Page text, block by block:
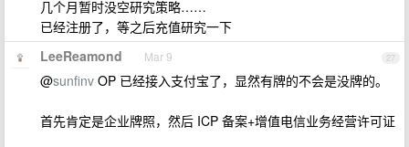
几个月暂时没空研究策略……
已经注册了，等之后充值研究一下
27
LeeReamond Mar 9
@sunfinv OP 已经接入支付宝了，显然有牌的不会是没牌的。
首先肯定是企业牌照，然后 ICP 备案+增值电信业务经营许可证